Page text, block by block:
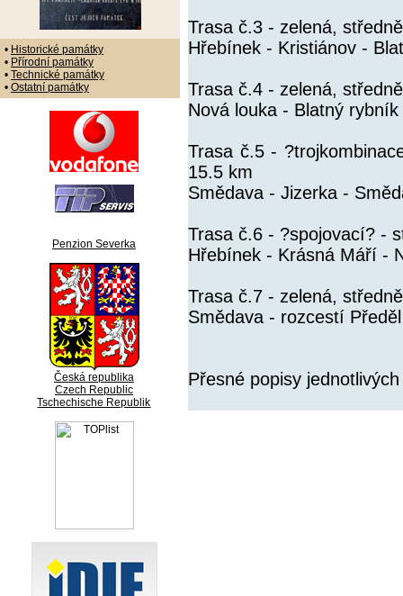
• Historické památky
• Přírodní památky
• Technické památky
• Ostatní památky
Penzion Severka
Česká republika
Czech Republic
Tschechische Republik
Trasa č.3 - zelená,
Hřebínek - Kristiánov -
Trasa č.4 - zelená,
Nová louka - Blatný
Trasa č.5 -
15.5 km
Smědava - Jizerka -
Trasa č.6 - ?spojovací? -
Hřebínek - Krásná Máří -
Trasa č.7 - zelená,
Smědava - rozcestí
Přesné popisy